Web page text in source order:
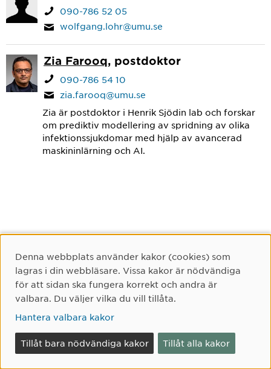
090-786 52 05
wolfgang.lohr@umu.se
Zia Farooq, postdoktor
090-786 54 10
zia.farooq@umu.se
Zia är postdoktor i Henrik Sjödin lab och forskar
om prediktiv modellering av spridning av olika
infektionssjukdomar med hjälp av avancerad
maskininlärning och AI.
Senast uppdaterad: 2025-03-31
Umeå universitet
901 87 Umeå
Cookie-samtycke
Denna webbplats använder kakor (cookies) som
lagras i din webbläsare. Vissa kakor är nödvändiga
för att sidan ska fungera korrekt och andra är
valbara. Du väljer vilka du vill tillåta.
Hantera valbara kakor
Tillåt bara nödvändiga kakor Tillåt alla kakor